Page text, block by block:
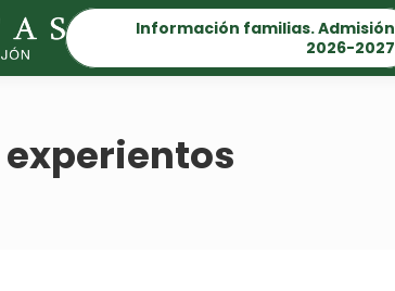
Información familias. Admisión
2026-2027
experientos